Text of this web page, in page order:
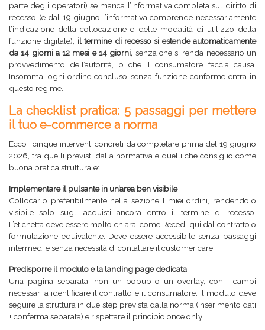
parte degli operatori) se manca l’informativa completa sul diritto di
recesso (e dal 19 giugno l’informativa comprende necessariamente
l’indicazione della collocazione e delle modalità di utilizzo della
funzione digitale), il termine di recesso si estende automaticamente
da 14 giorni a 12 mesi e 14 giorni, senza che si renda necessario un
provvedimento dell’autorità, o che il consumatore faccia causa.
Insomma, ogni ordine concluso senza funzione conforme entra in
questo regime.
La checklist pratica: 5 passaggi per mettere
il tuo e-commerce a norma
Ecco i cinque interventi concreti da completare prima del 19 giugno
2026, tra quelli previsti dalla normativa e quelli che consiglio come
buona pratica strutturale:
Implementare il pulsante in un’area ben visibile
Collocarlo preferibilmente nella sezione I miei ordini, rendendolo
visibile solo sugli acquisti ancora entro il termine di recesso.
L’etichetta deve essere molto chiara, come Recedi qui dal contratto o
formulazione equivalente. Deve essere accessibile senza passaggi
intermedi e senza necessità di contattare il customer care.
Predisporre il modulo e la landing page dedicata
Una pagina separata, non un popup o un overlay, con i campi
necessari a identificare il contratto e il consumatore. Il modulo deve
seguire la struttura in due step prevista dalla norma (inserimento dati
+ conferma separata) e rispettare il principio once only.